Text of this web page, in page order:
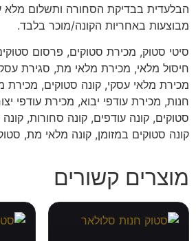
הבלעדית בבדיקת הסחורה ותשלום מלא
מבוצעות באחריות הקונה/מוכר בלבד.
סיטי סטוק, מכירת סטוקים, פרסום
חיסול מלאי, מכירת מלאי מת, סגירת
מכירת מלאי עסקי, קונה סטוקים, מכירת
חנות, מכירת עודפי יבוא, מכירת עודפי
סטוקים, קונה עודפים, קונה סחורות,
קונה סטוקים במזומן, קונה מלאי מת,
מוצרים קשורים